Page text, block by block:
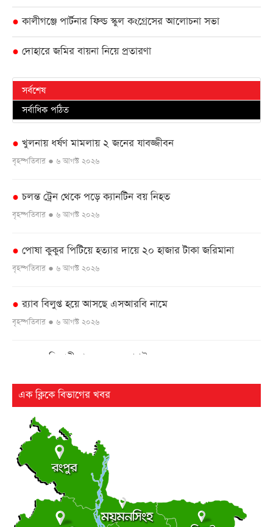
● কালীগঞ্জে পার্টনার ফিল্ড স্কুল কংগ্রেসের আলোচনা সভা
● দোহারে জমির বায়না নিয়ে প্রতারণা
সর্বশেষ
সর্বাধিক পঠিত
● খুলনায় ধর্ষণ মামলায় ২ জনের যাবজ্জীবন
বৃহস্পতিবার ● ৬ আগস্ট ২০২৬
● চলন্ত ট্রেন থেকে পড়ে ক্যানটিন বয় নিহত
বৃহস্পতিবার ● ৬ আগস্ট ২০২৬
● পোষা কুকুর পিটিয়ে হত্যার দায়ে ২০ হাজার টাকা জরিমানা
বৃহস্পতিবার ● ৬ আগস্ট ২০২৬
● র‌্যাব বিলুপ্ত হয়ে আসছে এসআরবি নামে
বৃহস্পতিবার ● ৬ আগস্ট ২০২৬
এসএসসি পরীক্ষার ফল ১০ আগস্ট
২৫ বছর পর ফের আলোচনায় কারিনা-বিপাশার চড়-কাণ্ড
বৃহস্পতিবার ● ৬ আগস্ট ২০২৬
●লংমার্চ ও মহাসমাবেশের ঘোষণা জামায়াত নেতৃত্বাধীন ১১ দলের
বৃহস্পতিবার ● ৬ আগস্ট ২০২৬
● ছাত্র রাজনীতি আধিপত্যের লড়াইয়ে ছাত্রদল-শিবির
এক ক্লিকে বিভাগের খবর